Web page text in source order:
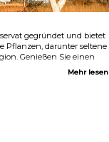
gegründet und bietet
Pflanzen, darunter seltene
Genießen Sie einen
und ruhen Sie sich im
Mehr lesen